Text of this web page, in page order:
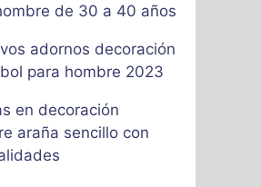
de 30 a 40 años
adornos decoración
para hombre 2023
en decoración
araña sencillo con